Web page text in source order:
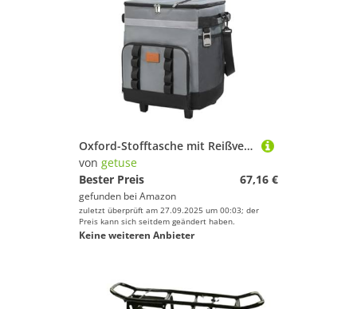
Oxford-Stofftasche mit Reißverschluss und Rollen für Outdoor-Aktivitäten, isolierter Kühler, Rollwagen, 33 x 28 x 38 cm, Grau
von getuse
Bester Preis
67,16 €
gefunden bei Amazon
zuletzt überprüft am 27.09.2025 um 00:03; der
Preis kann sich seitdem geändert haben.
Keine weiteren Anbieter